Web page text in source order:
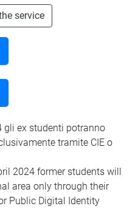
service
gli ex studenti potranno
tramite CIE o
2024 former students will
area only through their
Public Digital Identity